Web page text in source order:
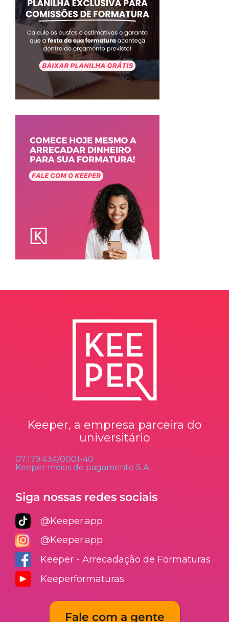
Keeper, a empresa parceira do
universitário
07.179.434/0001-40
Keeper meios de pagamento S.A.
Siga nossas redes sociais
@Keeper.app
@Keeper.app
Keeper - Arrecadação de Formaturas
Keeperformaturas
Fale com a gente